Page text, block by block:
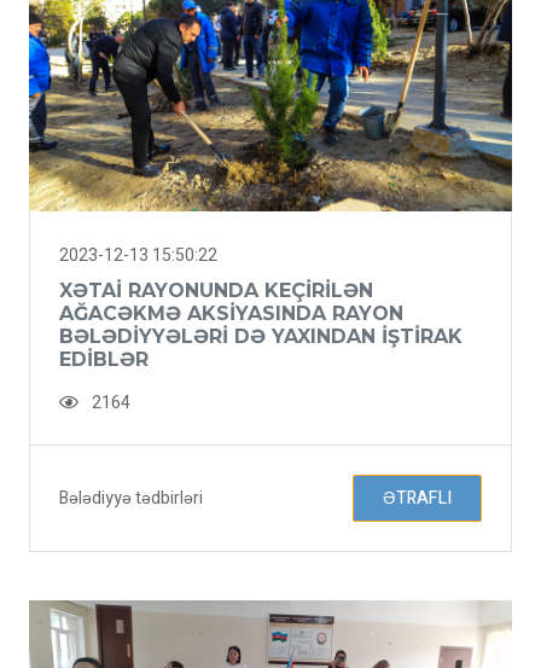
2023-12-13 15:50:22
XƏTAI RAYONUNDA KEÇIRILƏN
AĞACƏKMƏ AKSIYASINDA RAYON
BƏLƏDIYYƏLƏRI DƏ YAXINDAN IŞTIRAK
EDIBLƏR
2164
Bələdiyyə tədbirləri ƏTRAFLI